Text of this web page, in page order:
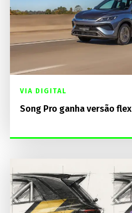
VIA DIGITAL
Song Pro ganha versão flex